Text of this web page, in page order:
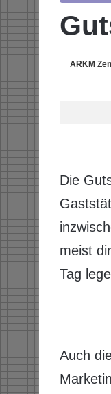
ARKM
Die
meist
Tag
Auch